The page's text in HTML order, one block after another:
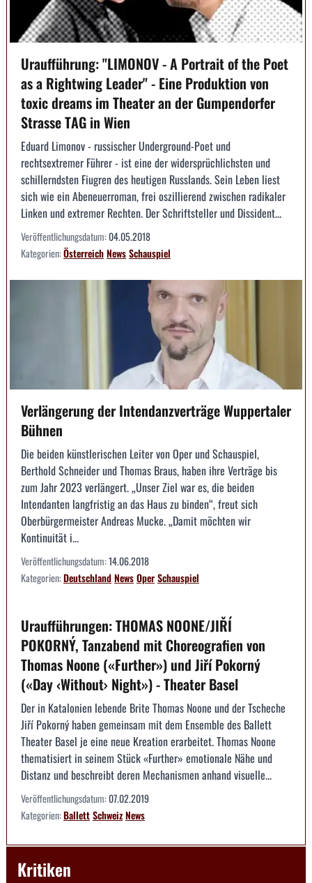
Uraufführung: "LIMONOV - A Portrait of the Poet
as a Rightwing Leader" - Eine Produktion von
toxic dreams im Theater an der Gumpendorfer
Strasse TAG in Wien
Eduard Limonov - russischer Underground-Poet und
rechtsextremer Führer - ist eine der widersprüchlichsten und
schillerndsten Fiugren des heutigen Russlands. Sein Leben liest
sich wie ein Abeneuerroman, frei oszillierend zwischen radikaler
Linken und extremer Rechten. Der Schriftsteller und Dissident...
Veröffentlichungsdatum:04.05.2018
Kategorien:ÖsterreichNewsSchauspiel
Verlängerung der Intendanzverträge Wuppertaler
Bühnen
Die beiden künstlerischen Leiter von Oper und Schauspiel,
Berthold Schneider und Thomas Braus, haben ihre Verträge bis
zum Jahr 2023 verlängert. „Unser Ziel war es, die beiden
Intendanten langfristig an das Haus zu binden“, freut sich
Oberbürgermeister Andreas Mucke. „Damit möchten wir
Kontinuität i...
Veröffentlichungsdatum:14.06.2018
Kategorien:DeutschlandNewsOperSchauspiel
Uraufführungen: THOMAS NOONE/JIŘÍ
POKORNÝ, Tanzabend mit Choreografien von
Thomas Noone («Further») und Jiří Pokorný
(«Day ‹Without› Night») - Theater Basel
Der in Katalonien lebende Brite Thomas Noone und der Tscheche
Jiří Pokorný haben gemeinsam mit dem Ensemble des Ballett
Theater Basel je eine neue Kreation erarbeitet. Thomas Noone
thematisiert in seinem Stück «Further» emotionale Nähe und
Distanz und beschreibt deren Mechanismen anhand visuelle...
Veröffentlichungsdatum:07.02.2019
Kategorien:BallettSchweizNews
Kritiken